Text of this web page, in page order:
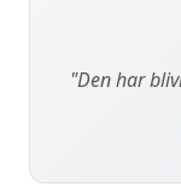
"Den har